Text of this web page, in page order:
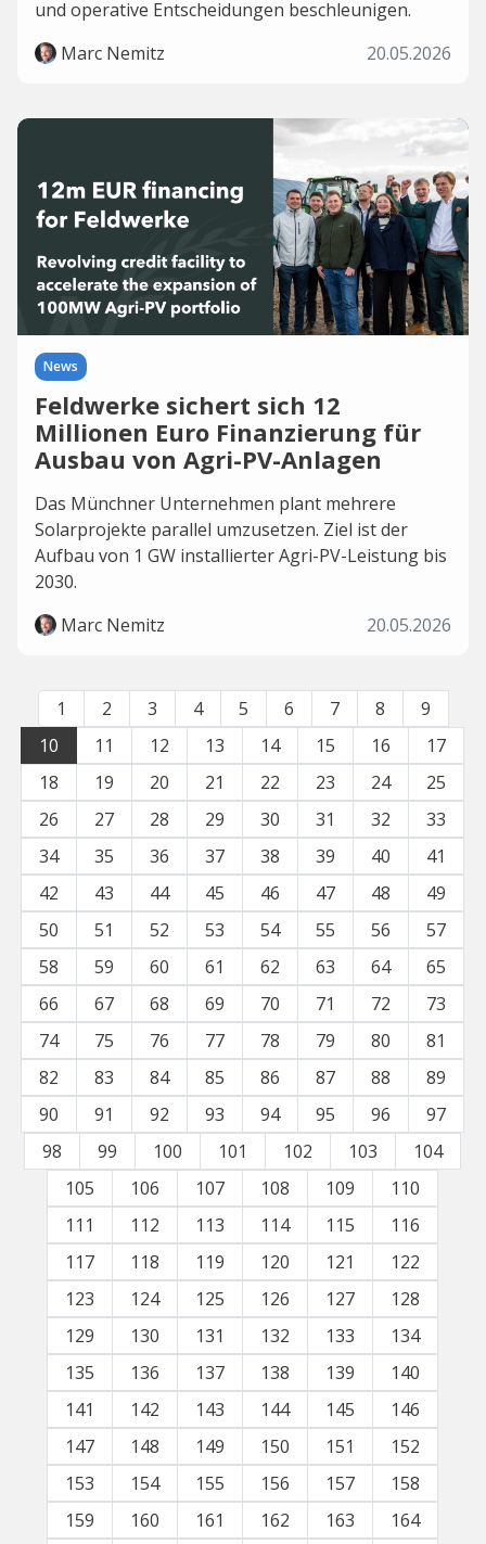
und operative Entscheidungen beschleunigen.
Marc Nemitz
20.05.2026
News
Feldwerke sichert sich 12
Millionen Euro Finanzierung für
Ausbau von Agri-PV-Anlagen
Das Münchner Unternehmen plant mehrere
Solarprojekte parallel umzusetzen. Ziel ist der
Aufbau von 1 GW installierter Agri-PV-Leistung bis
2030.
Marc Nemitz
20.05.2026
1 2 3 4 5 6 7 8
9
10
11 12 13 14 15 16
17
18
19 20 21 22 23 24
25
26
27 28 29 30 31 32
33
34
35 36 37 38 39 40
41
42
43 44 45 46 47 48
49
50
51 52 53 54 55 56
57
58
59 60 61 62 63 64
65
66
67 68 69 70 71 72
73
74
75 76 77 78 79 80
81
82
83 84 85 86 87 88
89
90
91 92 93 94 95 96
97
98
99 100 101 102 103
104
105
106 107 108 109
110
111
112 113 114 115
116
117
118 119 120 121
122
123
124 125 126 127
128
129
130 131 132 133
134
135
136 137 138 139
140
141
142 143 144 145
146
147
148 149 150 151
152
153
154 155 156 157
158
159
160 161 162 163
164